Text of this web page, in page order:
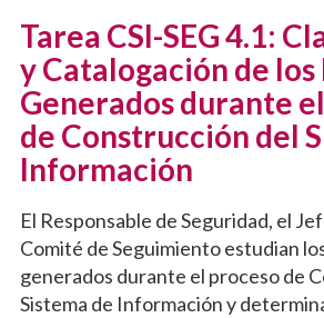
Tarea CSI-SEG 4.1:
y Catalogación de
Generados durante
de Construcción del
Información
El Responsable de Seguridad, el
Comité de Seguimiento estudian
generados durante el proceso de
Sistema de Información y